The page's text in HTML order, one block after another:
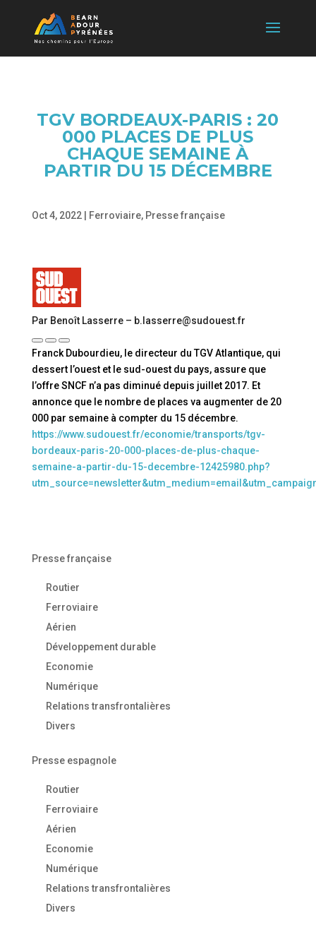
TGV BORDEAUX-PARIS : 20
000 PLACES DE PLUS
CHAQUE SEMAINE À
PARTIR DU 15 DÉCEMBRE
Oct 4, 2022| Ferroviaire, Presse française
Par Benoît Lasserre – b.lasserre@sudouest.fr
Franck Dubourdieu, le directeur du TGV Atlantique, qui
dessert l’ouest et le sud-ouest du pays, assure que
l’offre SNCF n’a pas diminué depuis juillet 2017. Et
annonce que le nombre de places va augmenter de 20
000 par semaine à compter du 15 décembre.
https://www.sudouest.fr/economie/transports/tgv-
bordeaux-paris-20-000-places-de-plus-chaque-
semaine-a-partir-du-15-decembre-12425980.php?
Presse française
Routier
Ferroviaire
Aérien
Développement durable
Economie
Numérique
Relations transfrontalières
Divers
Presse espagnole
Routier
Ferroviaire
Aérien
Economie
Numérique
Relations transfrontalières
Divers